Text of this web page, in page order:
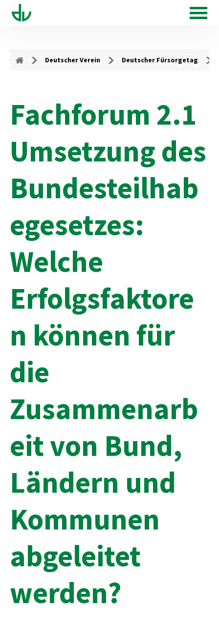
Deutscher Verein Deutscher Fürsorgetag
Fachforum 2.1
Umsetzung des
Bundesteilhab
egesetzes:
Welche
Erfolgsfaktore
n können für
die
Zusammenarb
eit von Bund,
Ländern und
Kommunen
abgeleitet
werden?